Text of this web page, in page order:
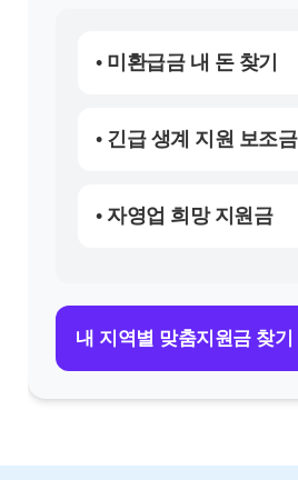
• 미환급금 내 돈 찾기
• 긴급 생계 지원 보조금
• 자영업 희망 지원금
내 지역별 맞춤지원금 찾기